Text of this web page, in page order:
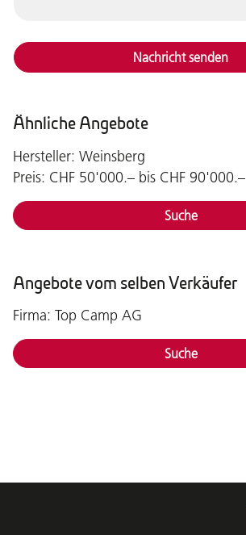
Nachricht senden
Ähnliche Angebote
Hersteller: Weinsberg
Preis: CHF 50'000.– bis CHF 90'000.–
Suche
Angebote vom selben Verkäufer
Firma: Top Camp AG
Suche